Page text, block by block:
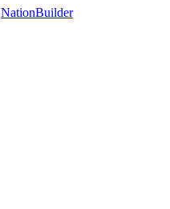
NationBuilder